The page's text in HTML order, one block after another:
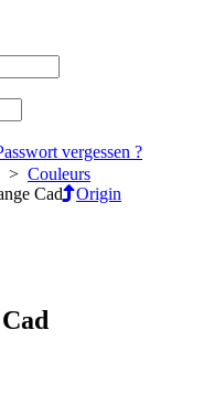
vergessen ?
> Couleurs
Cad Origin